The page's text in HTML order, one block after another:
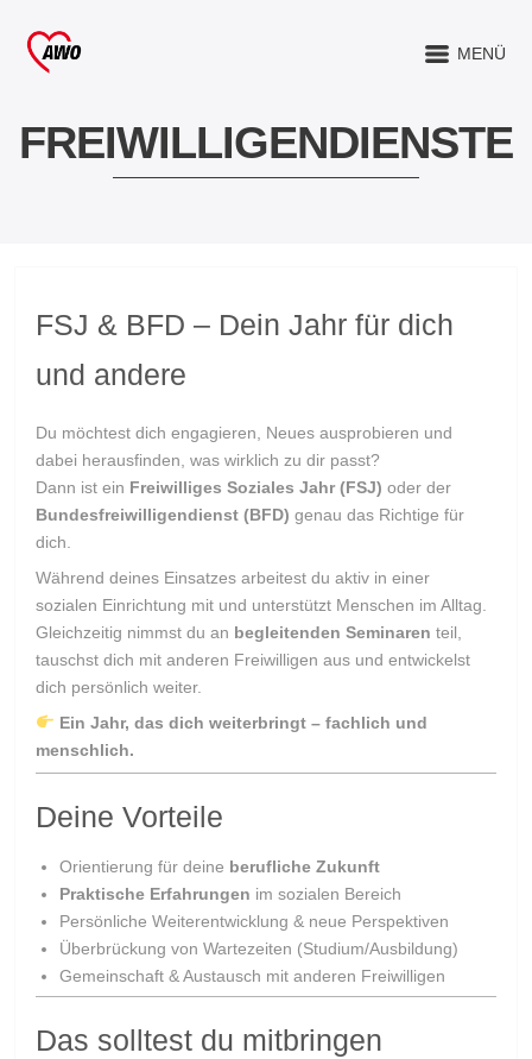
MENÜ
FREIWILLIGENDIENSTE
FSJ & BFD – Dein Jahr für dich
und andere
Du möchtest dich engagieren, Neues ausprobieren und
dabei herausfinden, was wirklich zu dir passt?
Dann ist ein Freiwilliges Soziales Jahr (FSJ) oder der
Bundesfreiwilligendienst (BFD) genau das Richtige für
dich.
Während deines Einsatzes arbeitest du aktiv in einer
sozialen Einrichtung mit und unterstützt Menschen im Alltag.
Gleichzeitig nimmst du an begleitenden Seminaren teil,
tauschst dich mit anderen Freiwilligen aus und entwickelst
dich persönlich weiter.
Ein Jahr, das dich weiterbringt – fachlich und
menschlich.
Deine Vorteile
Orientierung für deine berufliche Zukunft
Praktische Erfahrungen im sozialen Bereich
Persönliche Weiterentwicklung & neue Perspektiven
Überbrückung von Wartezeiten (Studium/Ausbildung)
Gemeinschaft & Austausch mit anderen Freiwilligen
Das solltest du mitbringen